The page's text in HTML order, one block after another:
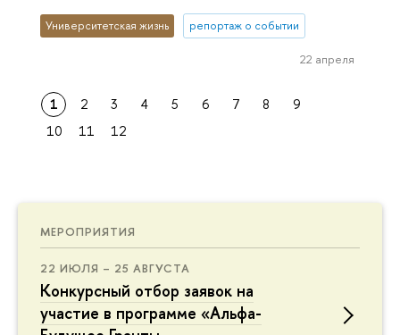
МЕРОПРИЯТИЯ
22 ИЮЛЯ – 25 АВГУСТА
Конкурсный отбор заявок на
участие в программе «Альфа-
Университетская жизнь репортаж о событии
22 апреля
1 2 3 4 5 6 7 8
9
10
11 12